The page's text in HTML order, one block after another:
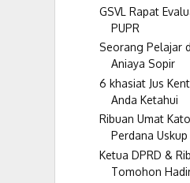
GSVL Rapat
PUPR
Seorang Pelajar
Aniaya Sopir
6 khasiat Jus
Anda Ketahui
Ribuan Umat
Perdana
Ketua DPRD &
Tomohon